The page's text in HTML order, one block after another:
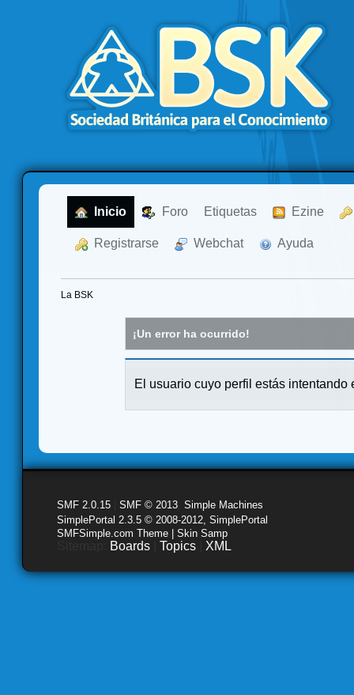
Inicio Foro Etiquetas Ezine
Registrarse Webchat Ayuda
La BSK
¡Un error ha ocurrido!
El usuario cuyo perfil estás intentando
SMF 2.0.15 SMF © 2013 Simple Machines
SimplePortal 2.3.5 © 2008-2012, SimplePortal
SMFSimple.com Theme | Skin Samp
Boards Topics XML